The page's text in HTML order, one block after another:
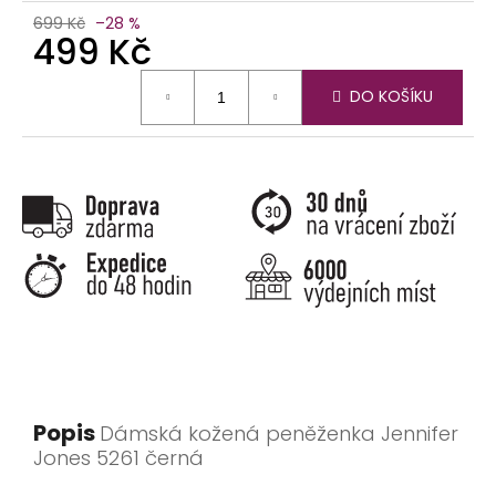
699 Kč –28 %
499 Kč
DO KOŠÍKU
Popis Dámská kožená peněženka Jennifer
Jones 5261 černá